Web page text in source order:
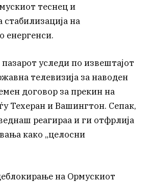
теснец и
стабилизација на
енергенси.
уследи по извештајот
телевизија за наводен
договор за прекин на
Техеран и Вашингтон. Сепак,
реагираа и ги отфрлија
како „целосни
на Ормускиот